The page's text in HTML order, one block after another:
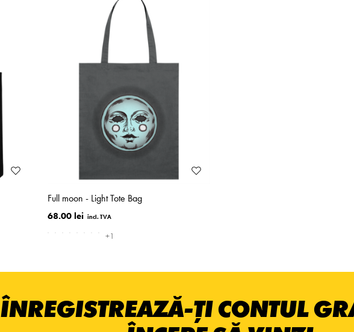
Full moon - Light Tote Bag
68.00 lei
+1
ÎNREGISTREAZĂ-ȚI CONTUL